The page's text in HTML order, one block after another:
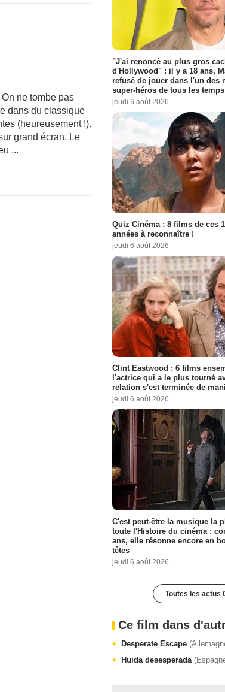
ne tombe pas
dans du classique
(heureusement !).
grand écran. Le
...
"J'ai renoncé au plus gros
d'Hollywood" : il y a 18 ans,
refusé de jouer dans l'un des
super-héros de tous les temps
jeudi 6 août 2026
Quiz Cinéma : 8 films de ces
années à reconnaître !
jeudi 6 août 2026
Clint Eastwood : 6 films
l'actrice qui a le plus tourné
relation s'est terminée de
jeudi 6 août 2026
C'est peut-être la musique la
toute l'Histoire du cinéma :
ans, elle résonne encore en
têtes
jeudi 6 août 2026
Toutes les actus
Ce film dans
Desperate Escape
Huida desesperada